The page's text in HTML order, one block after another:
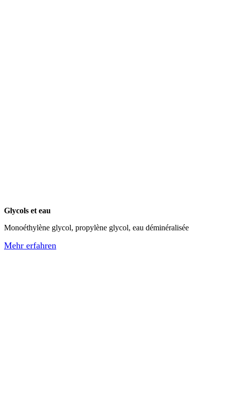
Glycols et eau
Monoéthylène glycol, propylène glycol, eau déminéralisée
Mehr erfahren